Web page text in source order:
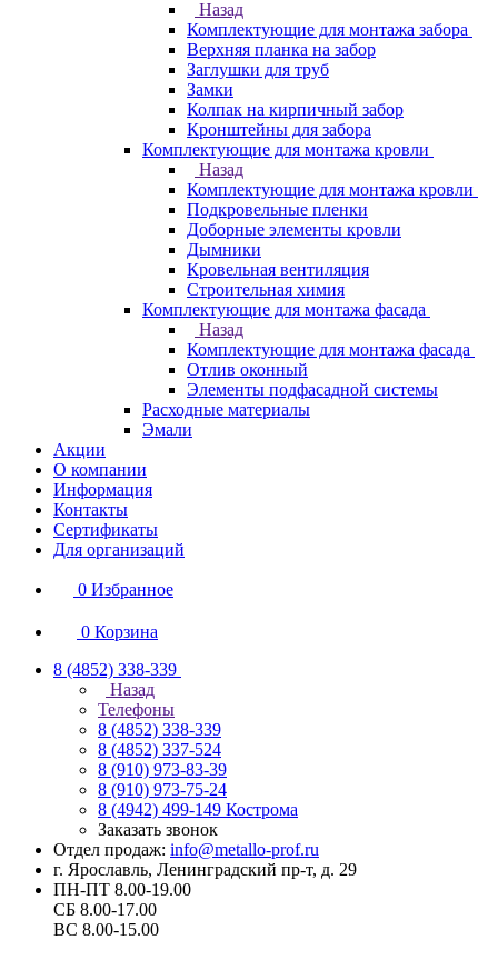
Назад
Комплектующие для монтажа забора
Верхняя планка на забор
Заглушки для труб
Замки
Колпак на кирпичный забор
Кронштейны для забора
Комплектующие для монтажа кровли
Назад
Комплектующие для монтажа кровли
Подкровельные пленки
Доборные элементы кровли
Дымники
Кровельная вентиляция
Строительная химия
Комплектующие для монтажа фасада
Назад
Комплектующие для монтажа фасада
Отлив оконный
Элементы подфасадной системы
Расходные материалы
Эмали
Акции
О компании
Информация
Контакты
Сертификаты
Для организаций
0 Избранное
0 Корзина
8 (4852) 338-339
Назад
Телефоны
8 (4852) 338-339
8 (4852) 337-524
8 (910) 973-83-39
8 (910) 973-75-24
8 (4942) 499-149 Кострома
Заказать звонок
Отдел продаж: info@metallo-prof.ru
г. Ярославль, Ленинградский пр-т, д. 29
ПН-ПТ 8.00-19.00
СБ 8.00-17.00
ВС 8.00-15.00